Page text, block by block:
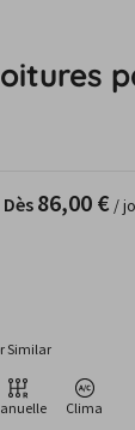
Dès 86,00 € /
Similar
Clima